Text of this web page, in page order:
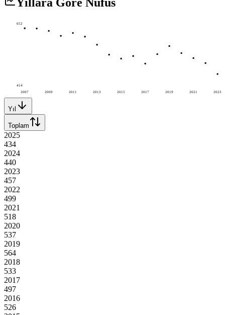
2007 2009 2011 2013 2015 2017 2019 2021 2023
652
414
Yıl
Toplam
2025
434
2024
440
2023
457
2022
499
2021
518
2020
537
2019
564
2018
533
2017
497
2016
526